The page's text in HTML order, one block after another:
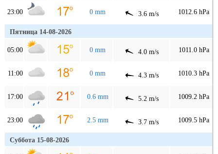
23:00 0 mm 3.6 m/s 1012.6 hPa
Пятница 14-08-2026
05:00 0 mm 4.0 m/s 1011.0 hPa
11:00 0 mm 4.3 m/s 1010.3 hPa
17:00 0.6 mm 5.2 m/s 1009.2 hPa
23:00 2.5 mm 3.7 m/s 1009.5 hPa
Суббота 15-08-2026